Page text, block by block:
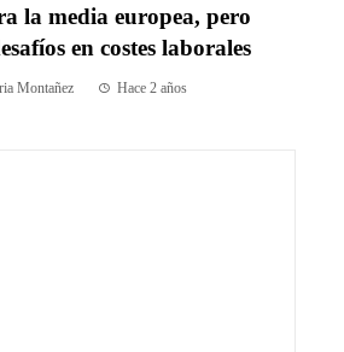
la media europea, pero
en costes laborales
Montañez Hace 2 años